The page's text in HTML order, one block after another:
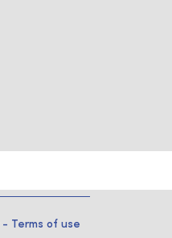
- Terms of use